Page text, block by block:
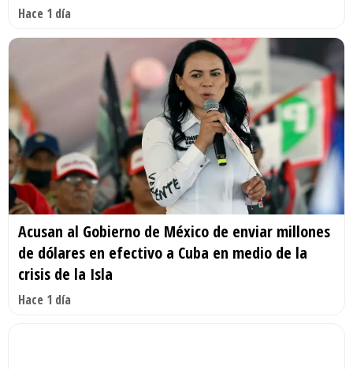
Hace 1 día
Acusan al Gobierno de México de enviar millones
de dólares en efectivo a Cuba en medio de la
crisis de la Isla
Hace 1 día